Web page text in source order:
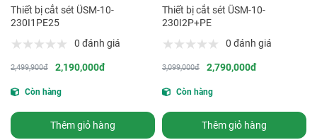
Thiết bị cắt sét ÜSM-10-
230I1PE25
0 đánh giá
2,499,900đ 2,190,000đ
Còn hàng
Thêm giỏ hàng
Thiết bị cắt sét ÜSM-10-
230I2P+PE
0 đánh giá
3,099,000đ 2,790,000đ
Còn hàng
Thêm giỏ hàng